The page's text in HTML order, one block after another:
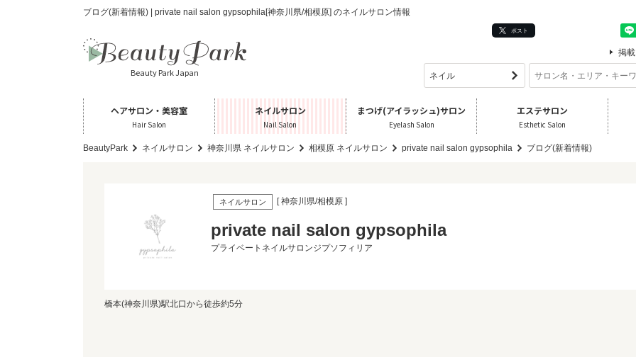
ブログ(新着情報) | private nail salon gypsophila[神奈川県/相模原] のネイルサロン情報
ポスト
Beauty Park Japan
掲
ヘアサロン・美容室
Hair Salon
ネイルサロン
Nail Salon
まつげ(アイラッシュ)サロン
Eyelash Salon
エステサロン
Esthetic Salon
BeautyPark ネイルサロン 神奈川県 ネイルサロン 相模原 ネイルサロン private nail salon gypsophila ブログ(新着情報)
ネイルサロン [ 神奈川県/相模原 ]
private nail salon gypsophila
プライベートネイルサロンジプソフィリア
橋本(神奈川県)駅北口から徒歩約5分